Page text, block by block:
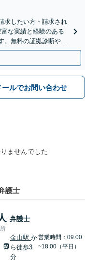
求したい方・請求され
な実績と経験のある
。無料の証拠診断や着
ください。
ールでお問い合わせ
ませんでした
護士
弁護士
金山駅 か
ら徒歩3
分
営業時間：09:00
~18:00（平日）